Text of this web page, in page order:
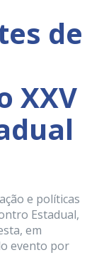
de
XXV
e políticas
Estadual,
em
evento por